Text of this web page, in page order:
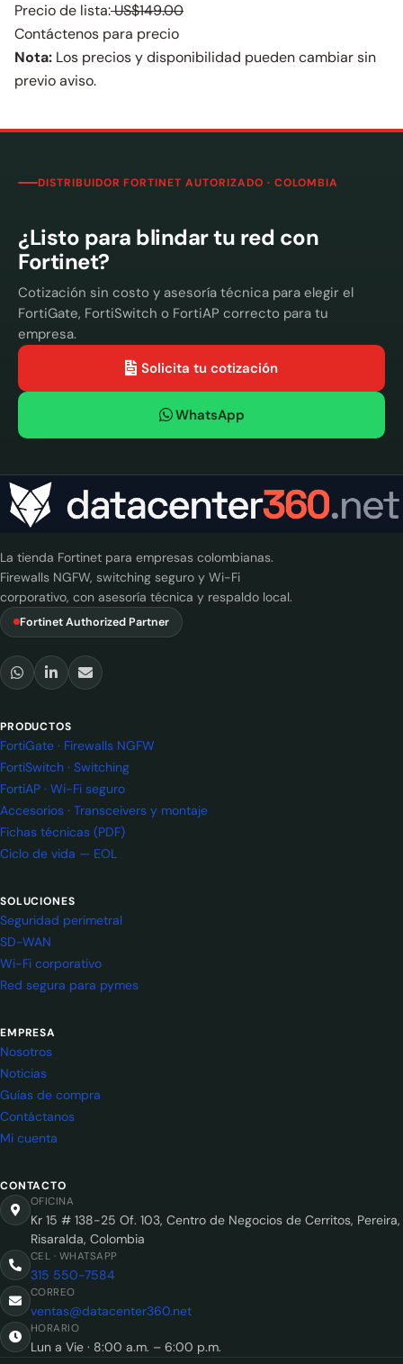
Precio de lista:US$149.00
Contáctenos para precio
Nota: Los precios y disponibilidad pueden cambiar sin
previo aviso.
DISTRIBUIDOR FORTINET AUTORIZADO · COLOMBIA
¿Listo para blindar tu red con
Fortinet?
Cotización sin costo y asesoría técnica para elegir el
FortiGate, FortiSwitch o FortiAP correcto para tu
empresa.
Solicita tu cotización
WhatsApp
La tienda Fortinet para empresas colombianas.
Firewalls NGFW, switching seguro y Wi-Fi
corporativo, con asesoría técnica y respaldo local.
Fortinet Authorized Partner
PRODUCTOS
FortiGate · Firewalls NGFW
FortiSwitch · Switching
FortiAP · Wi-Fi seguro
Accesorios · Transceivers y montaje
Fichas técnicas (PDF)
Ciclo de vida — EOL
SOLUCIONES
Seguridad perimetral
SD-WAN
Wi-Fi corporativo
Red segura para pymes
EMPRESA
Nosotros
Noticias
Guías de compra
Contáctanos
Mi cuenta
CONTACTO
OFICINA
Kr 15 # 138-25 Of. 103, Centro de Negocios de Cerritos, Pereira,
Risaralda, Colombia
CEL · WHATSAPP
315 550-7584
CORREO
ventas@datacenter360.net
HORARIO
Lun a Vie · 8:00 a.m. – 6:00 p.m.